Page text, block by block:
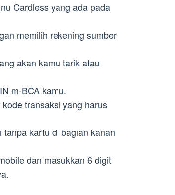
Cardless yang ada pada
memilih rekening sumber
akan kamu tarik atau
m-BCA kamu.
transaksi yang harus
tanpa kartu di bagian kanan
dan masukkan 6 digit